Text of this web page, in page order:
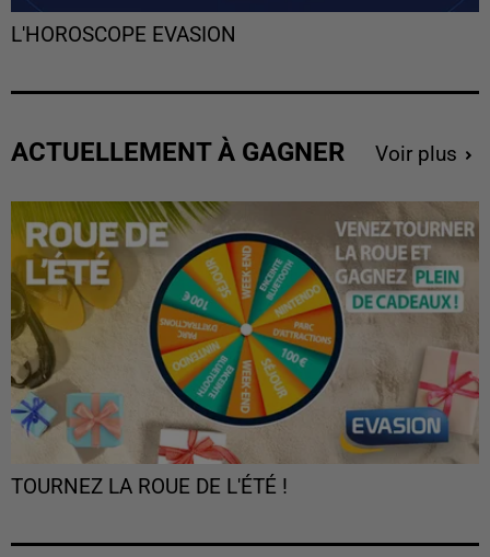
L'HOROSCOPE EVASION
ACTUELLEMENT À GAGNER Voir plus
TOURNEZ LA ROUE DE L'ÉTÉ !